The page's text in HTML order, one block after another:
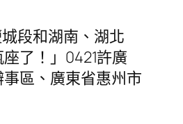
段和湖南、湖北
了！」0421許廣
區、廣東省惠州市